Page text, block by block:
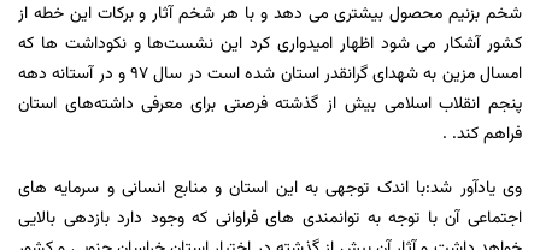
شخم بزنیم محصول بیشتری می دهد و با هر شخم آثار و برکات این خطه از
کشور آشکار می شود اظهار امیدواری کرد این نشست‌ها و نکوداشت ها که
امسال مزین به شهدای گرانقدر استان شده است در سال ۹۷ و در آستانه دهه
پنجم انقلاب اسلامی بیش از گذشته فرصتی برای معرفی داشته‌های استان
فراهم کند. .
وی یادآور شد:با اندک توجهی به این استان و منابع انسانی و سرمایه های
اجتماعی آن با توجه به توانمندی های فراوانی که وجود دارد بازدهی بالایی